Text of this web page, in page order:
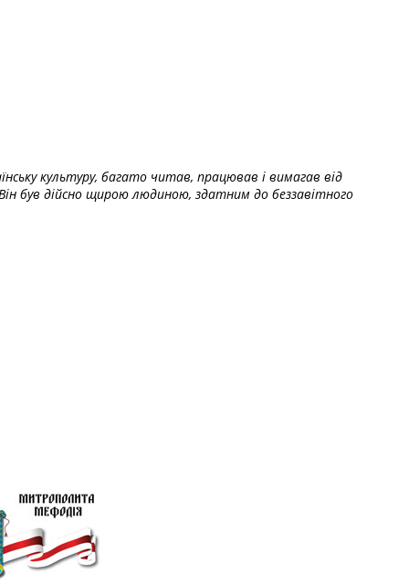
культуру, багато читав, працював і вимагав від
був дійсно щирою людиною, здатним до беззавітного